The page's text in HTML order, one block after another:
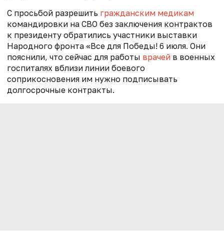
С просьбой разрешить гражданским медикам
командировки на СВО без заключения контрактов
к президенту обратились участники выставки
Народного фронта «Все для Победы! 6 июля. Они
пояснили, что сейчас для работы врачей в военных
госпиталях вблизи линии боевого
соприкосновения им нужно подписывать
долгосрочные контракты.